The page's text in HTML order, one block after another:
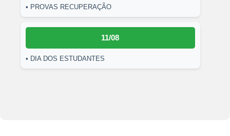
• PROVAS RECUPERAÇÃO
11/08
• DIA DOS ESTUDANTES